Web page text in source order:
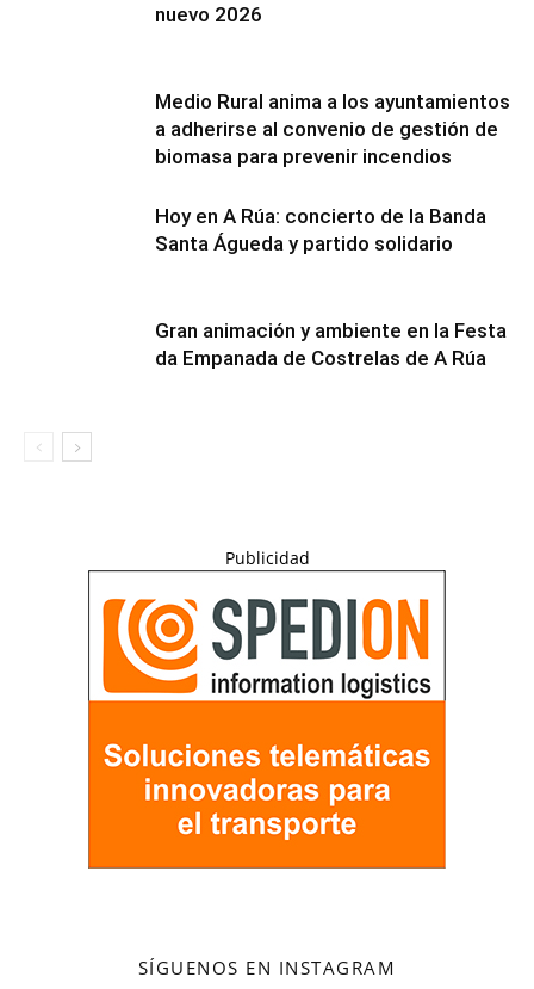
nuevo 2026
Medio Rural anima a los ayuntamientos
a adherirse al convenio de gestión de
biomasa para prevenir incendios
Hoy en A Rúa: concierto de la Banda
Santa Águeda y partido solidario
Gran animación y ambiente en la Festa
da Empanada de Costrelas de A Rúa
Publicidad
SÍGUENOS EN INSTAGRAM